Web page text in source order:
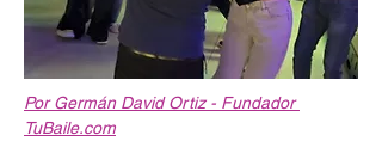
Por Germán David Ortiz - Fundador
TuBaile.com